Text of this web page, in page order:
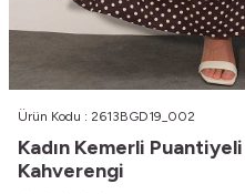
Ürün Kodu : 2613BGD19_002
Kadın Kemerli
Kahverengi